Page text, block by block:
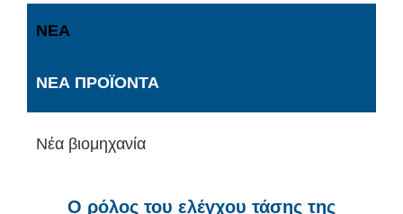
ΝΈΑ
ΝΈΑ ΠΡΟΪΌΝΤΑ
Νέα βιομηχανία
Ο ρόλος του ελέγχου τάσης της